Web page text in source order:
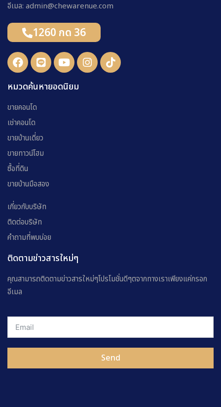
อีเมล: admin@chewarenue.com
1260 กด 36
หมวดค้นหายอดนิยม
ขายคอนโด
เช่าคอนโด
ขายบ้านเดี่ยว
ขายทาวน์โฮม
ซื้อที่ดิน
ขายบ้านมือสอง
เกี่ยวกับบริษัท
ติดต่อบริษัท
คำถามที่พบบ่อย
ติดตามข่าวสารใหม่ๆ
คุณสามารถติดตามข่าวสารใหม่ๆโปรโมชั่นดีๆตจากทางเราเพียงแค่กรอก
อีเมล
Send